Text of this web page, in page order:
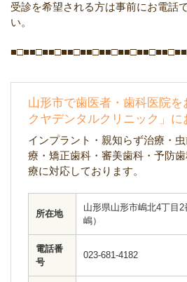
受診を希望される方は事前にお電話
い。
山形市で歯医者・歯科医院を
クヤデンタルクリニック」に
インプラント・親知らず治療・
療・矯正歯科・審美歯科・予防
療に対応しております。
所在地
山形県山形市嶋北4丁目
嶋）
電話番
号
023-681-4182